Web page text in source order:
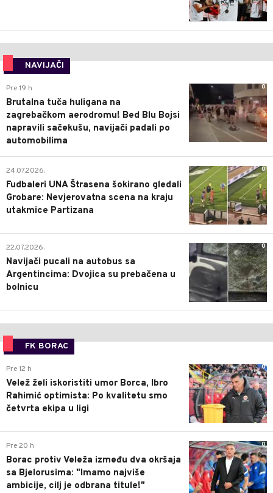
NAVIJAČI
0
Pre 19 h
Brutalna tuča huligana na
zagrebačkom aerodromu! Bed Blu Bojsi
napravili sačekušu, navijači padali po
automobilima
0
24.07.2026.
Fudbaleri UNA Štrasena šokirano gledali
Grobare: Nevjerovatna scena na kraju
utakmice Partizana
0
22.07.2026.
Navijači pucali na autobus sa
Argentincima: Dvojica su prebačena u
bolnicu
FK BORAC
0
Pre 12 h
Velež želi iskoristiti umor Borca, Ibro
Rahimić optimista: Po kvalitetu smo
četvrta ekipa u ligi
0
Pre 20 h
Borac protiv Veleža između dva okršaja
sa Bjelorusima: "Imamo najviše
ambicije, cilj je odbrana titule!"